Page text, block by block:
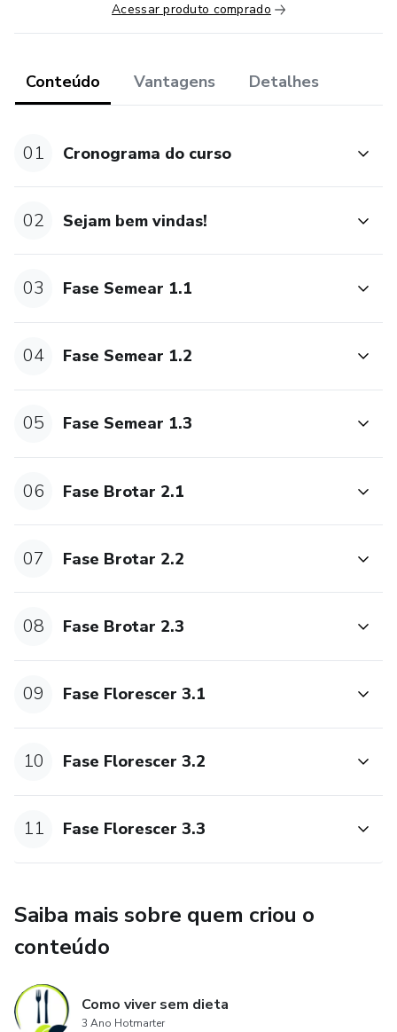
Acessar produto comprado
Conteúdo Vantagens Detalhes
01 Cronograma do curso
02 Sejam bem vindas!
03 Fase Semear 1.1
04 Fase Semear 1.2
05 Fase Semear 1.3
06 Fase Brotar 2.1
07 Fase Brotar 2.2
08 Fase Brotar 2.3
09 Fase Florescer 3.1
10 Fase Florescer 3.2
11 Fase Florescer 3.3
Saiba mais sobre quem criou o
conteúdo
Como viver sem dieta
3 Ano Hotmarter